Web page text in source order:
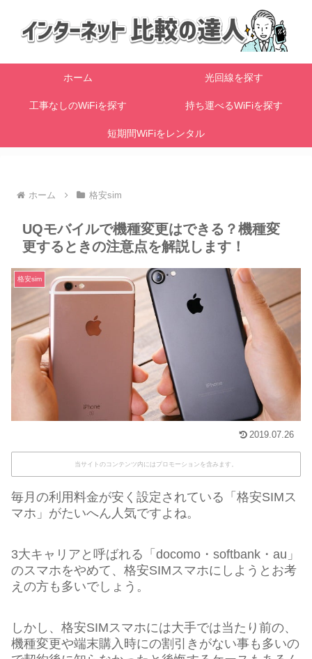
ホーム 光回線を探す
工事なしのWiFiを探す 持ち運べるWiFiを探す
短期間WiFiをレンタル
ホーム 格安sim
UQモバイルで機種変更はできる？機種変
更するときの注意点を解説します！
格安sim
2019.07.26
当サイトのコンテンツ内にはプロモーションを含みます。
毎月の利用料金が安く設定されている「格安SIMス
マホ」がたいへん人気ですよね。
3大キャリアと呼ばれる「docomo・softbank・au」
のスマホをやめて、格安SIMスマホにしようとお考
えの方も多いでしょう。
しかし、格安SIMスマホには大手では当たり前の、
機種変更や端末購入時にの割引きがない事も多いの